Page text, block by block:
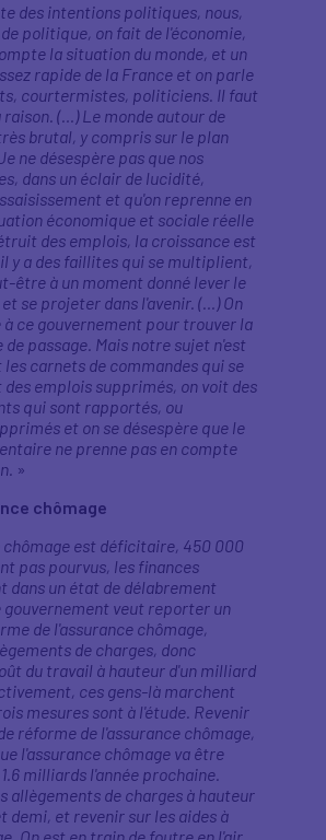
des intentions politiques, nous,
politique, on fait de l'économie,
la situation du monde, et un
rapide de la France et on parle
courtermistes, politiciens. Il faut
raison. (…) Le monde autour de
brutal, y compris sur le plan
ne désespère pas que nos
dans un éclair de lucidité,
et qu'on reprenne en
économique et sociale réelle
des emplois, la croissance est
y a des faillites qui se multiplient,
être à un moment donné lever le
et se projeter dans l'avenir. (…) On
ce gouvernement pour trouver la
passage. Mais notre sujet n'est
les carnets de commandes qui se
des emplois supprimés, on voit des
qui sont rapportés, ou
et on se désespère que le
ne prenne pas en compte
»
chômage
chômage est déficitaire, 450 000
pas pourvus, les finances
dans un état de délabrement
veut reporter un
de l'assurance chômage,
de charges, donc
du travail à hauteur d'un milliard
ces gens-là marchent
mesures sont à l'étude. Revenir
réforme de l'assurance chômage,
l'assurance chômage va être
milliards l'année prochaine.
allègements de charges à hauteur
demi, et revenir sur les aides à